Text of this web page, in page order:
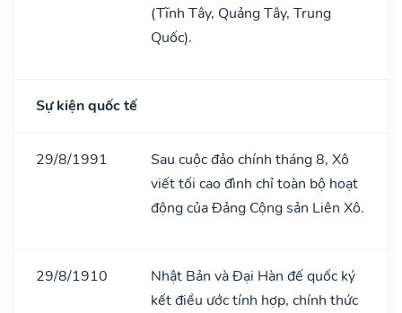
(Tĩnh Tây, Quảng Tây, Trung
Quốc).
Sự kiện quốc tế
29/8/1991
Sau cuộc đảo chính tháng 8, Xô
viết tối cao đình chỉ toàn bộ hoạt
động của Đảng Cộng sản Liên Xô.
29/8/1910
Nhật Bản và Đại Hàn đế quốc ký
kết điều ước tính hợp, chính thức